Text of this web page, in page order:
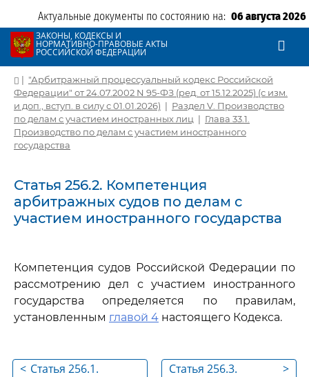
Актуальные документы по состоянию на: 06 августа 2026
ЗАКОНЫ, КОДЕКСЫ И
НОРМАТИВНО-ПРАВОВЫЕ АКТЫ
РОССИЙСКОЙ ФЕДЕРАЦИИ
| "Арбитражный процессуальный кодекс Российской
Федерации" от 24.07.2002 N 95-ФЗ (ред. от 15.12.2025) (с изм.
и доп., вступ. в силу с 01.01.2026) | Раздел V. Производство
по делам с участием иностранных лиц | Глава 33.1.
Производство по делам с участием иностранного
государства
Статья 256.2. Компетенция
арбитражных судов по делам с
участием иностранного государства
Компетенция судов Российской Федерации по
рассмотрению дел с участием иностранного
государства определяется по правилам,
установленным главой 4 настоящего Кодекса.
< Статья 256.1.
>
Статья 256.3.